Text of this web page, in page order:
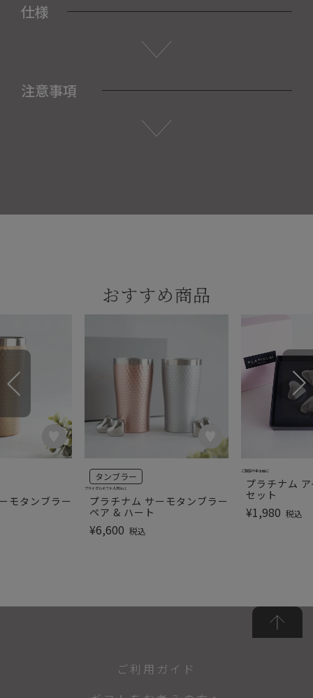
仕様
注意事項
おすすめ商品
モタンブラー
プラチナム サーモタンブラー
ペア & ハート
タンブラー
¥6,600 税込
ブライダルギフト人気No.1
プラチナム
セット
¥1,980 税込
ご挨拶や手土産に
ご利用ガイド